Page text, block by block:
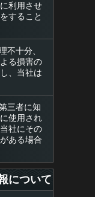
利用させ
すること
不十分、
る損害の
、当社は
三者に知
使用され
社にその
ある場合
について